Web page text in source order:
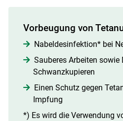
Vorbeugung von
Nabeldesinfektion* bei
Sauberes Arbeiten
Schwanzkupieren
Einen Schutz gegen
Impfung
*) Es wird die Verwendung